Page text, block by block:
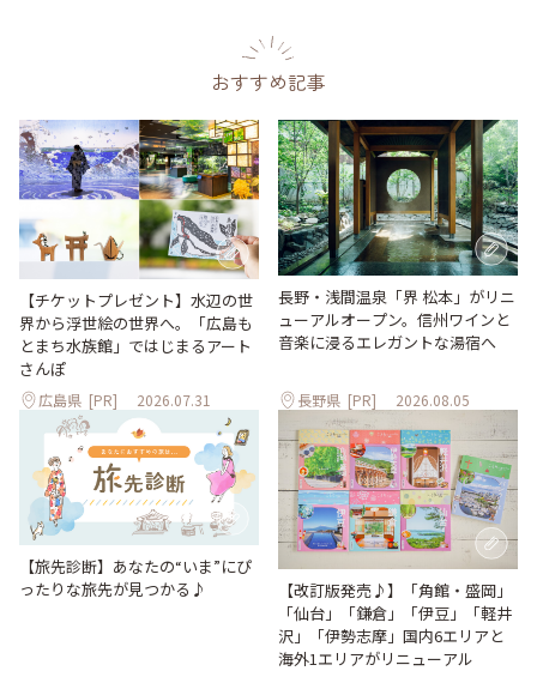
おすすめ記事
【チケットプレゼント】水辺の世
界から浮世絵の世界へ。「広島も
とまち水族館」ではじまるアート
さんぽ
広島県 [PR] 2026.07.31
長野・浅間温泉「界 松本」がリニ
ューアルオープン。信州ワインと
音楽に浸るエレガントな湯宿へ
長野県 [PR] 2026.08.05
【旅先診断】あなたの“いま”にぴ
ったりな旅先が見つかる♪
【改訂版発売♪】「角館・盛岡」
「仙台」「鎌倉」「伊豆」「軽井
沢」「伊勢志摩」国内6エリアと
海外1エリアがリニューアル